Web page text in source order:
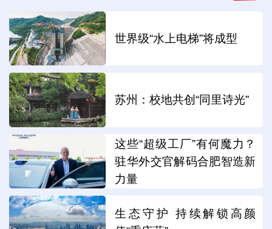
世界级“水上电梯”将成型
苏州：校地共创“同里诗光”
这些“超级工厂”有何魔力？
驻华外交官解码合肥智造新
力量
生态守护 持续解锁高颜